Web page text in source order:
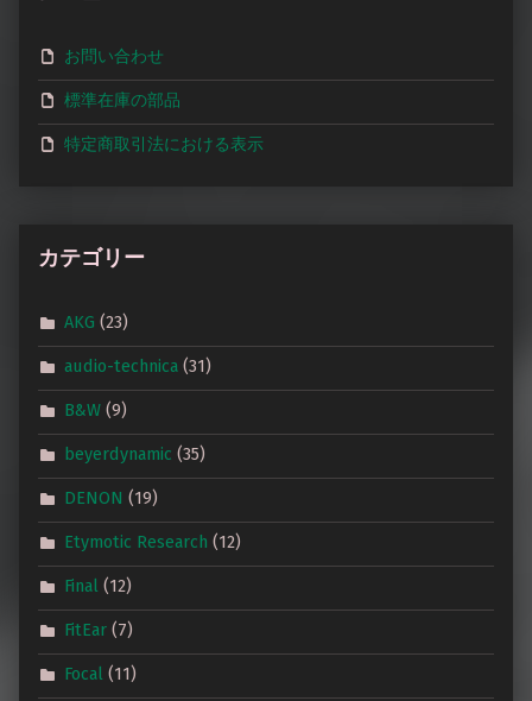
お問い合わせ
標準在庫の部品
特定商取引法における表示
カテゴリー
AKG (23)
audio-technica (31)
B&W (9)
beyerdynamic (35)
DENON (19)
Etymotic Research (12)
Final (12)
FitEar (7)
Focal (11)